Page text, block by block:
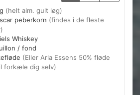
(helt alm. gult løg)
peberkorn (findes i de fleste
Whiskey
/ fond
(Eller Arla Essens 50% fløde
forkæle dig selv)